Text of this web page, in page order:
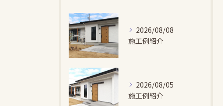
2026/08/08
施工例紹介
2026/08/05
施工例紹介